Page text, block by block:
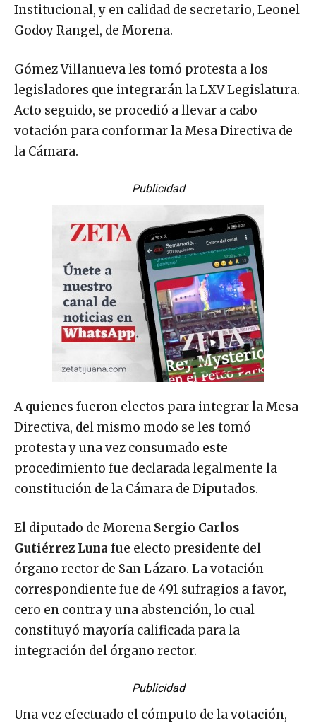
Institucional, y en calidad de secretario, Leonel
Godoy Rangel, de Morena.
Gómez Villanueva les tomó protesta a los
legisladores que integrarán la LXV Legislatura.
Acto seguido, se procedió a llevar a cabo
votación para conformar la Mesa Directiva de
la Cámara.
Publicidad
A quienes fueron electos para integrar la Mesa
Directiva, del mismo modo se les tomó
protesta y una vez consumado este
procedimiento fue declarada legalmente la
constitución de la Cámara de Diputados.
El diputado de Morena Sergio Carlos
Gutiérrez Luna fue electo presidente del
órgano rector de San Lázaro. La votación
correspondiente fue de 491 sufragios a favor,
cero en contra y una abstención, lo cual
constituyó mayoría calificada para la
integración del órgano rector.
Publicidad
Una vez efectuado el cómputo de la votación,